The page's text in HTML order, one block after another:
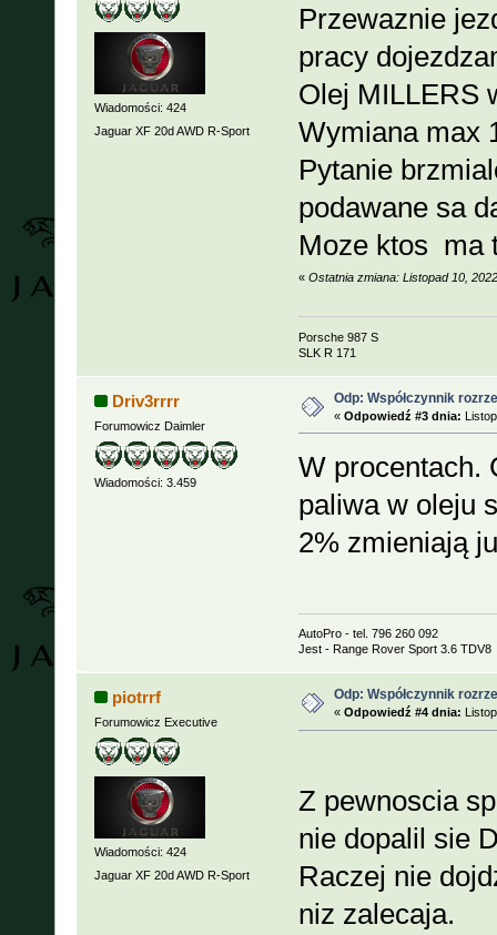
Wiadomości: 424
Jaguar XF 20d AWD R-Sport
Przewaznie
pracy
Olej MILLERS
Wymiana max
Pytanie
podawane sa
Moze ktos ma
« Ostatnia zmiana: Listopad 10,
Porsche 987 S
SLK R 171
Driv3rrrr
Forumowicz Daimler
Wiadomości: 3.459
Odp: Współczynnik
« Odpowiedź #3 dnia:
W procentach.
paliwa w oleju
2% zmieniają
AutoPro - tel. 796 260 092
Jest - Range Rover Sport 3.6 TDV8
piotrrf
Forumowicz Executive
Wiadomości: 424
Jaguar XF 20d AWD R-Sport
Odp: Współczynnik
« Odpowiedź #4 dnia:
Z pewnoscia
nie dopalil sie
Raczej nie
niz zalecaja.